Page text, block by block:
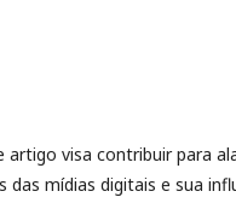
artigo visa contribuir para
das mídias digitais e sua